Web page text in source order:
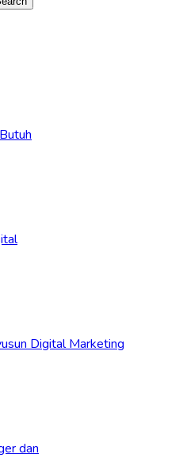
Digital Marketing
dan